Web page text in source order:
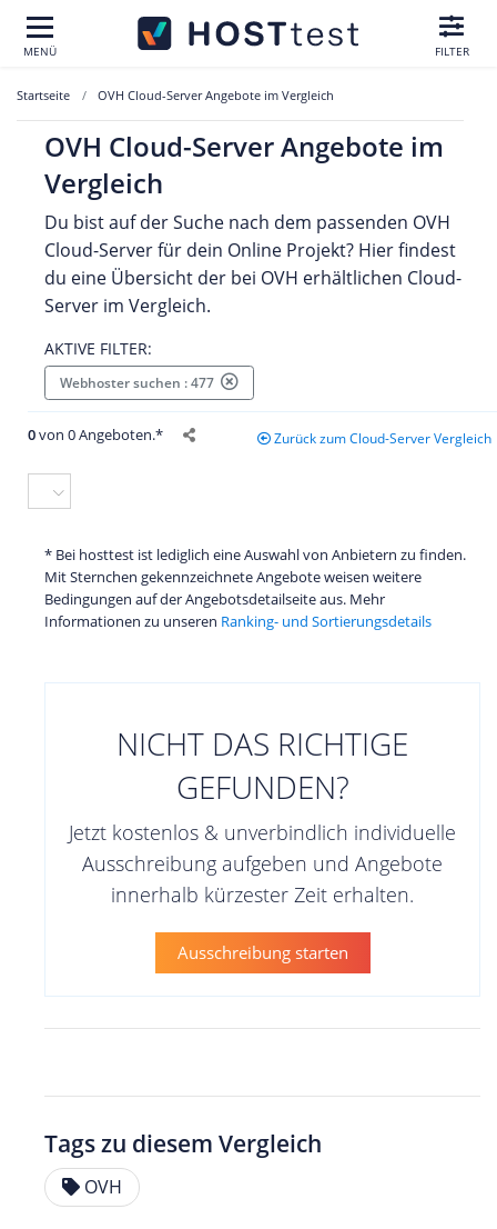
MENÜ FILTER
Startseite OVH Cloud-Server Angebote im Vergleich
OVH Cloud-Server Angebote im
Vergleich
Du bist auf der Suche nach dem passenden OVH
Cloud-Server für dein Online Projekt? Hier findest
du eine Übersicht der bei OVH erhältlichen Cloud-
Server im Vergleich.
AKTIVE FILTER:
Webhoster suchen : 477
0von 0 Angeboten.* Zurück zum Cloud-Server Vergleich
* Bei hosttest ist lediglich eine Auswahl von Anbietern zu finden.
Mit Sternchen gekennzeichnete Angebote weisen weitere
Bedingungen auf der Angebotsdetailseite aus. Mehr
Informationen zu unseren Ranking- und Sortierungsdetails
NICHT DAS RICHTIGE
GEFUNDEN?
Jetzt kostenlos & unverbindlich individuelle
Ausschreibung aufgeben und Angebote
innerhalb kürzester Zeit erhalten.
Ausschreibung starten
Tags zu diesem Vergleich
OVH